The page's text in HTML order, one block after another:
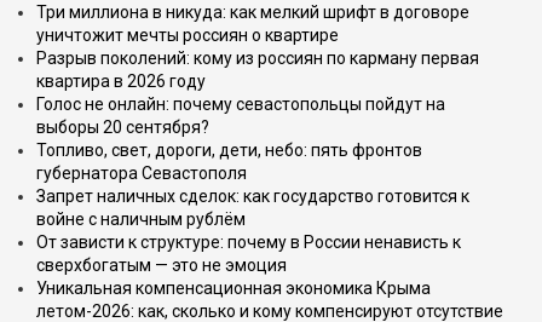
Три миллиона в никуда: как мелкий шрифт в договоре
уничтожит мечты россиян о квартире
Разрыв поколений: кому из россиян по карману первая
квартира в 2026 году
Голос не онлайн: почему севастопольцы пойдут на
выборы 20 сентября?
Топливо, свет, дороги, дети, небо: пять фронтов
губернатора Севастополя
Запрет наличных сделок: как государство готовится к
войне с наличным рублём
От зависти к структуре: почему в России ненависть к
сверхбогатым — это не эмоция
Уникальная компенсационная экономика Крыма
летом-2026: как, сколько и кому компенсируют отсутствие